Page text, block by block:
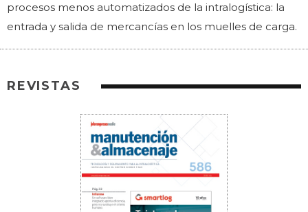
procesos menos automatizados de la intralogística: la
entrada y salida de mercancías en los muelles de carga.
REVISTAS